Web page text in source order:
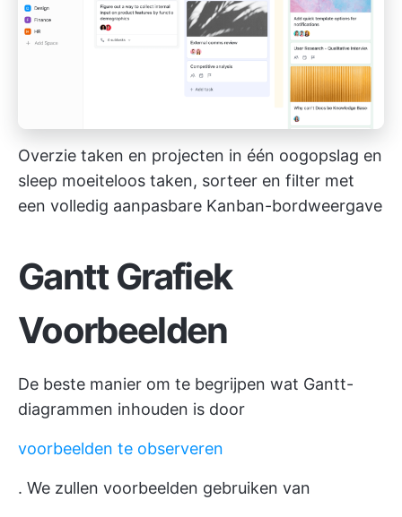
Overzie taken en projecten in één oogopslag en
sleep moeiteloos taken, sorteer en filter met
een volledig aanpasbare Kanban-bordweergave
Gantt Grafiek
Voorbeelden
De beste manier om te begrijpen wat Gantt-
diagrammen inhouden is door
voorbeelden te observeren
. We zullen voorbeelden gebruiken van